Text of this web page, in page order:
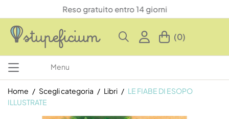
Reso gratuito entro 14 giorni
(0)
Menu
Home Scegli categoria Libri
LE FIABE DI ESOPO
ILLUSTRATE